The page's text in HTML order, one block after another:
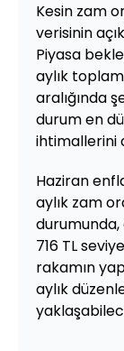
Kesin zam
verisinin
Piyasa
aylık
aralığında
durum en
ihtimallerini
Haziran
aylık zam
durumunda,
716 TL
rakamın
aylık